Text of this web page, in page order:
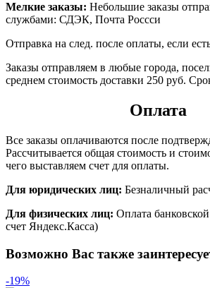
Мелкие заказы: Небольшие заказы
службами: СДЭК, Почта Россси
Отправка на след. после оплаты, если
Заказы отправляем в любые города,
среднем стоимость доставки 250 руб.
Оплата
Все заказы оплачиваются после
Рассчитывается общая стоимость и
чего выставляем счет для оплаты.
Для юридических лиц: Безналичный
Для физических лиц: Оплата
счет Яндекс.Касса)
Возможно Вас также
-19%